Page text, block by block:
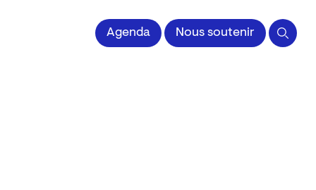
impriméeAgenda Nous soutenir